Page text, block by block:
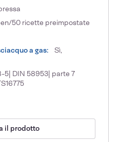
50 ricette preimpostate
a gas:
Sì,
5| DIN 58953| parte 7
il prodotto